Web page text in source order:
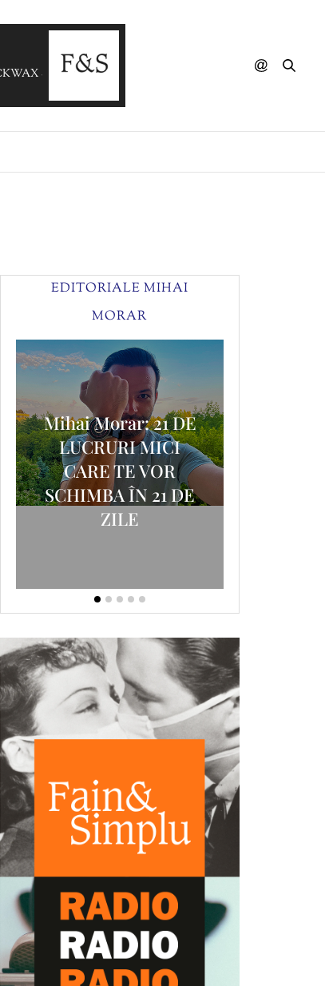
SLACKWAX - In My Shoes
EDITORIALE MIHAI
MORAR
Mihai Morar: 21 DE
LUCRURI MICI
CARE TE VOR
SCHIMBA ÎN 21 DE
ZILE